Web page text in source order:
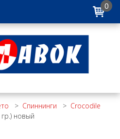
0
> Спиннинги > Crocodile
новый